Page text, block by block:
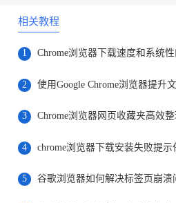
相关教程
1
2
3
4
5 谷歌浏览器如何解决标签页崩溃